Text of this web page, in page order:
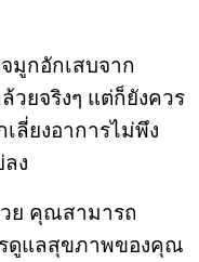
มูกอักเสบจาก
ยจริงๆ แต่ก็ยังควร
ลี่ยงอาการไม่พึง
ง
ย คุณสามารถ
ดูแลสุขภาพของคุณ